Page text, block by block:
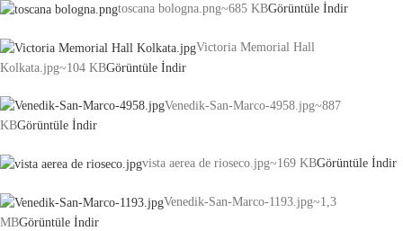
toscana bologna.png~685 KBGörüntüle İndir
Victoria Memorial Hall
Kolkata.jpg~104 KBGörüntüle İndir
Venedik-San-Marco-4958.jpg~887
KBGörüntüle İndir
vista aerea de rioseco.jpg~169 KBGörüntüle İndir
Venedik-San-Marco-1193.jpg~1,3
MBGörüntüle İndir